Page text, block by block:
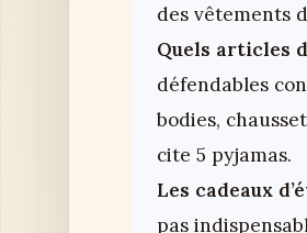
des vêtements
Quels articles
défendables
bodies,
cite 5 pyjamas.
Les cadeaux
pas